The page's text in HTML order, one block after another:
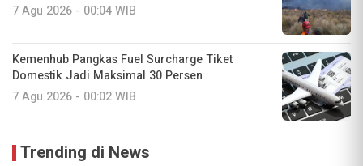
7 Agu 2026 - 00:04 WIB
Kemenhub Pangkas Fuel Surcharge Tiket
Domestik Jadi Maksimal 30 Persen
7 Agu 2026 - 00:02 WIB
Trending di News